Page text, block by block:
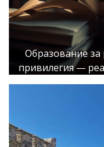
Образование
привилегия —